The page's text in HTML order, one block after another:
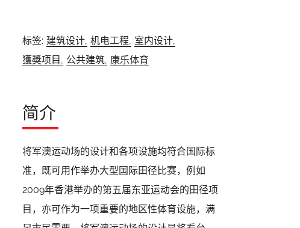
标签: 建筑设计, 机电工程, 室内设计,
獲奬项目, 公共建筑, 康乐体育
简介
将军澳运动场的设计和各项设施均符合国际标
准，既可用作举办大型国际田径比赛，例如
2009年香港举办的第五届东亚运动会的田径项
目，亦可作为一项重要的地区性体育设施，满